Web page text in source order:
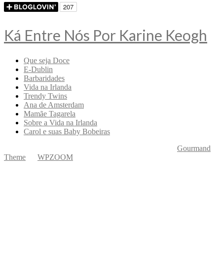
Ká Entre Nós Por Karine Keogh
Que seja Doce
E-Dublin
Barbaridades
Vida na Irlanda
Trendy Twins
Ana de Amsterdam
Mamãe Tagarela
Sobre a Vida na Irlanda
Carol e suas Baby Bobeiras
Gourmand
Theme
WPZOOM